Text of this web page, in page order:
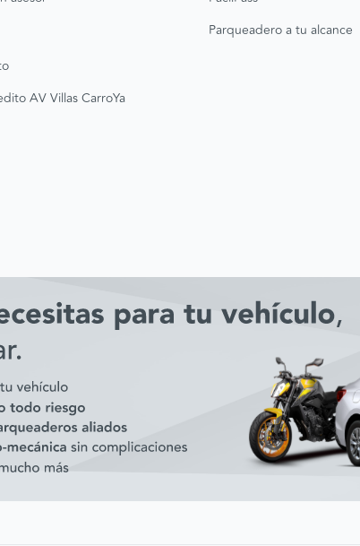
AV Villas CarroYa
Parqueadero a tu alcance